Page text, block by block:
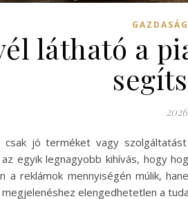
GAZDASÁG
látható a
jó terméket vagy
az egyik legnagyobb kihívás, hogy
a reklámok mennyiségén múlik,
elengedhetetlen a